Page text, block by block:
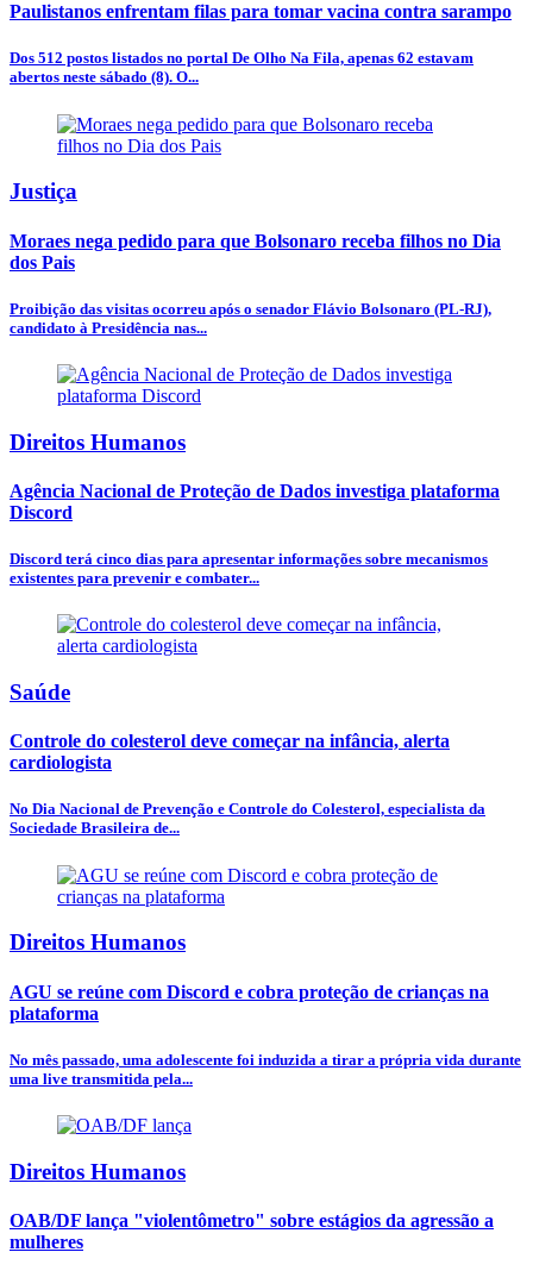
Paulistanos enfrentam filas para tomar vacina contra sarampo
Dos 512 postos listados no portal De Olho Na Fila, apenas 62 estavam
abertos neste sábado (8). O...
Justiça
Moraes nega pedido para que Bolsonaro receba filhos no Dia
dos Pais
Proibição das visitas ocorreu após o senador Flávio Bolsonaro (PL-RJ),
candidato à Presidência nas...
Direitos Humanos
Agência Nacional de Proteção de Dados investiga plataforma
Discord
Discord terá cinco dias para apresentar informações sobre mecanismos
existentes para prevenir e combater...
Saúde
Controle do colesterol deve começar na infância, alerta
cardiologista
No Dia Nacional de Prevenção e Controle do Colesterol, especialista da
Sociedade Brasileira de...
Direitos Humanos
AGU se reúne com Discord e cobra proteção de crianças na
plataforma
No mês passado, uma adolescente foi induzida a tirar a própria vida durante
uma live transmitida pela...
Direitos Humanos
OAB/DF lança "violentômetro" sobre estágios da agressão a
mulheres